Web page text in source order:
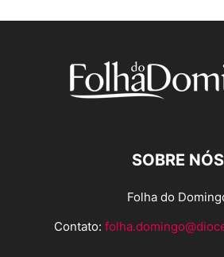
SOBRE NÓS
Folha do
Contato: